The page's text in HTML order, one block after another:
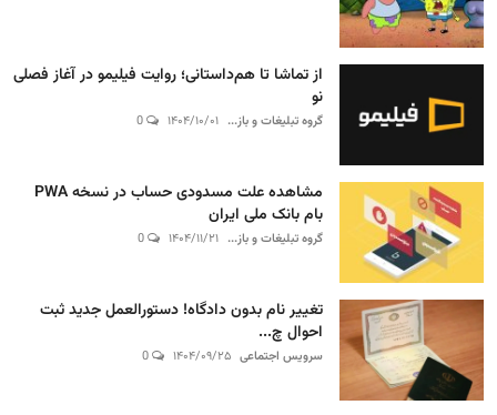
از تماشا تا هم‌داستانی؛ روایت فیلیمو در آغاز فصلی
نو
گروه تبلیغات و باز... ۱۴۰۴/۱۰/۰۱
مشاهده علت مسدودی حساب در نسخه PWA
بام بانک ملی ایران
گروه تبلیغات و باز... ۱۴۰۴/۱۱/۲۱
تغییر نام بدون دادگاه! دستورالعمل جدید ثبت
احوال چ...
سرویس اجتماعی ۱۴۰۴/۰۹/۲۵